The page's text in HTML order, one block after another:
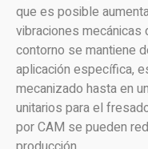
que es posible
vibraciones mecánicas
contorno se mantiene
aplicación específica,
mecanizado hasta en
unitarios para el
por CAM se pueden